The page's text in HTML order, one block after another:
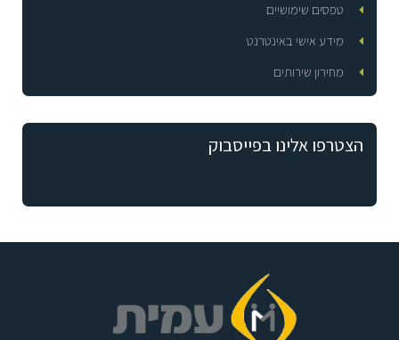
טפסים שימושיים
מידע אישי באינטרנט
מחירון שירותים
הצטרפו אלינו בפייסבוק